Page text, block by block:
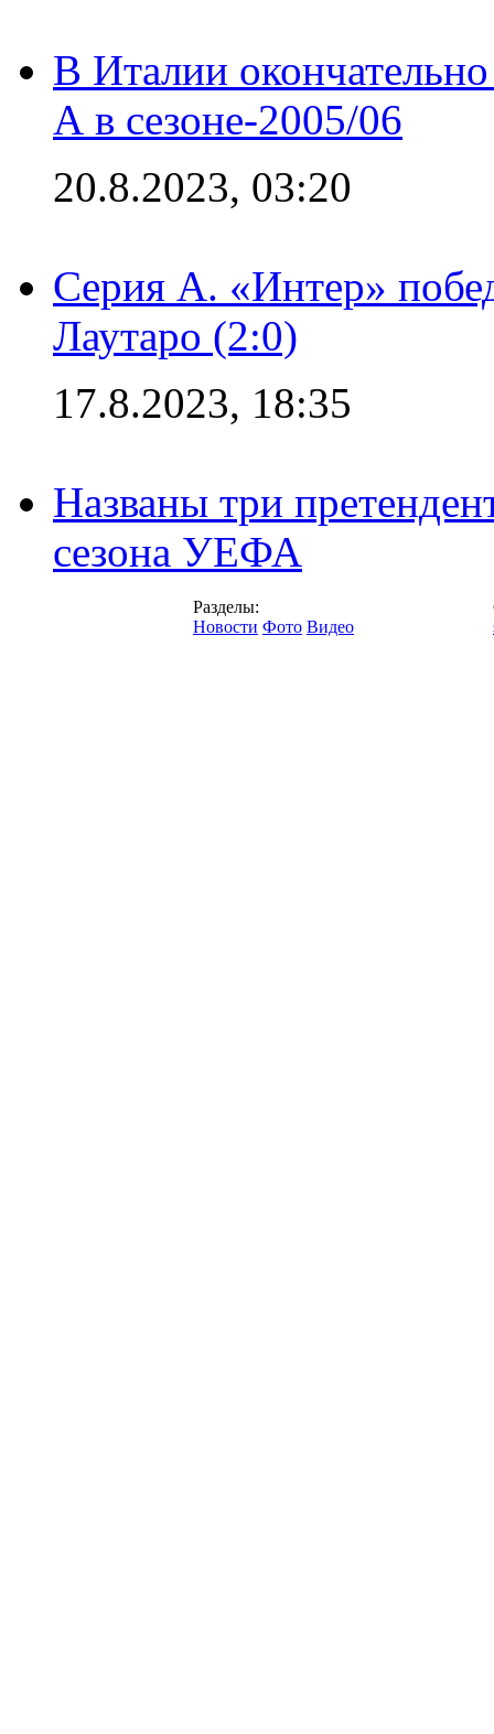
В Италии
А в сезоне-2005/06
20.8.2023, 03:20
Серия А. «Интер»
Лаутаро (2:0)
17.8.2023, 18:35
Названы три
сезона УЕФА
Разделы:
Новости Фото Видео